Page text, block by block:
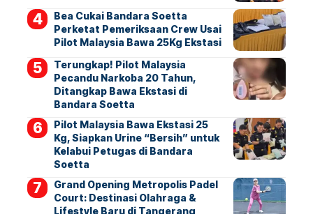
Bea Cukai Bandara Soetta
Perketat Pemeriksaan Crew Usai
Pilot Malaysia Bawa 25Kg Ekstasi
Terungkap! Pilot Malaysia
Pecandu Narkoba 20 Tahun,
Ditangkap Bawa Ekstasi di
Bandara Soetta
Pilot Malaysia Bawa Ekstasi 25
Kg, Siapkan Urine “Bersih” untuk
Kelabui Petugas di Bandara
Soetta
Grand Opening Metropolis Padel
Court: Destinasi Olahraga &
Lifestyle Baru di Tangerang